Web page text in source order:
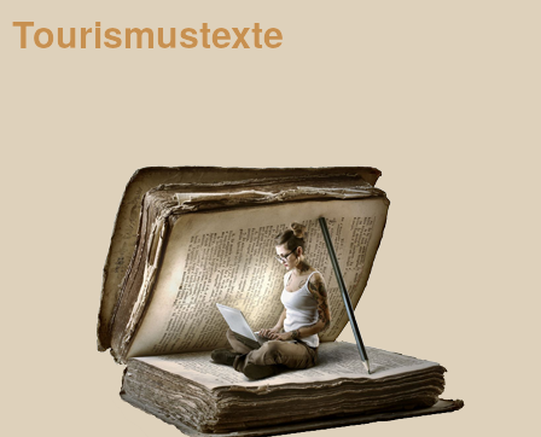
Leistungen
Werbetexte
Lektorat & Korrektorin
Tourismustexte
Portfolio
Referenzen
Über mich
Tourismustexte